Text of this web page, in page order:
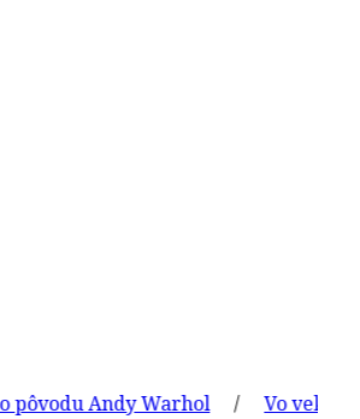
Andy Warhol/Vo veku 61